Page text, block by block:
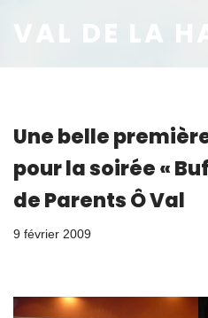
VAL DE LA
Une belle
pour la soirée «
de Parents Ô Val
9 février 2009